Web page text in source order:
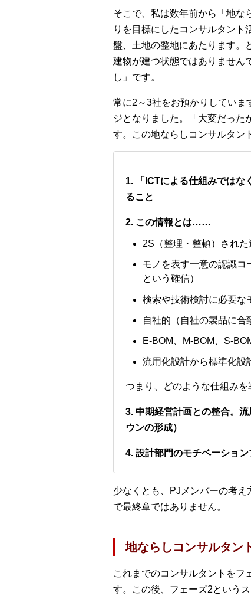
そこで、私は数年前から「地な
りを目標にしたコンサルタン
盤、土地の整地にあたります。
建物が建つ状態ではありません
し」です。
常に2～3社をお預かりしていま
ジとなりました。「大変だった
す。この地ならしコンサルタン
1. 「ICTによる仕組みではな
ること
2. この情報とは……
2S（整理・整頓）され
モノを表す一意の認識コ
という確信）
検索や技術検討に必要な
自社的（自社の製品に合
E-BOM、M-BOM、S-
流用化設計から標準化設
つまり、どのような仕組み
3. 中期経営計画との整合。
ウンの形成）
4. 設計部門のモチベーショ
少なくとも、PJメンバーの考
で最終章ではありません。
地ならしコンサルタン
これまでのコンサルタントをフ
す。この後、フェーズ2という